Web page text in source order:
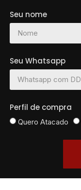
Seu nome
Seu Whatsapp
Perfil de compra
Quero Atacado